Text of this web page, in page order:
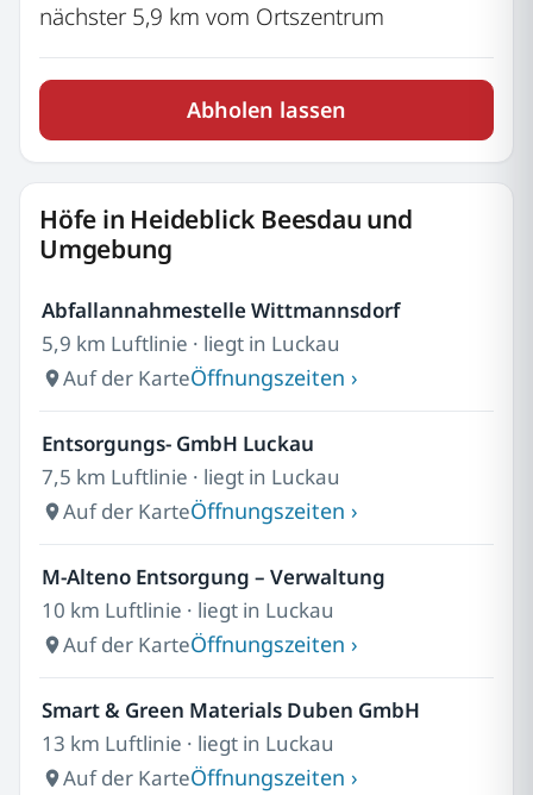
nächster 5,9 km vom Ortszentrum
Abholen lassen
Höfe in Heideblick Beesdau und
Umgebung
Abfallannahmestelle Wittmannsdorf
5,9 km Luftlinie · liegt in Luckau
Auf der KarteÖffnungszeiten ›
Entsorgungs- GmbH Luckau
7,5 km Luftlinie · liegt in Luckau
Auf der KarteÖffnungszeiten ›
M-Alteno Entsorgung – Verwaltung
10 km Luftlinie · liegt in Luckau
Auf der KarteÖffnungszeiten ›
Smart & Green Materials Duben GmbH
13 km Luftlinie · liegt in Luckau
Auf der KarteÖffnungszeiten ›